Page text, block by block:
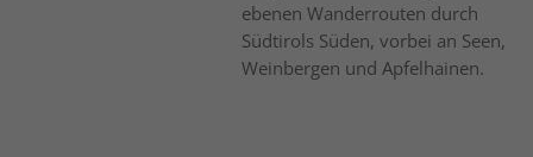
ebenen Wanderrouten durch
Südtirols Süden, vorbei an Seen,
Weinbergen und Apfelhainen.